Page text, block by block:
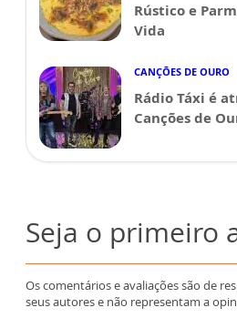
Rústico e
Vida
CANÇÕES DE OURO
Rádio Táxi é
Canções de
Seja o primeiro
Os comentários e avaliações são de
seus autores e não representam a